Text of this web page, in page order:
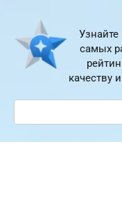
контенту
самых
качеству
Поиск: